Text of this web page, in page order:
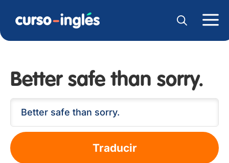
Better safe than sorry.
Traducir